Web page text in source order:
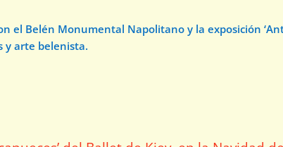
el Belén Monumental Napolitano y la exposición
y arte belenista.